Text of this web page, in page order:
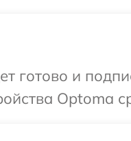
готово и
Optoma